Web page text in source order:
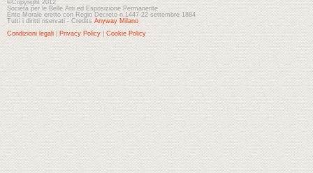
©Copyright 2012
Società per le Belle Arti ed Esposizione Permanente
Ente Morale eretto con Regio Decreto n.1447-22 settembre 1884
Tutti i diritti riservati - Credits Anyway Milano
Condizioni legali
Privacy Policy Cookie Policy